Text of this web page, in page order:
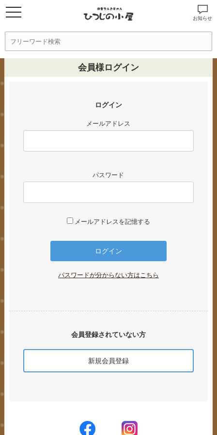
お知らせ
会員様ログイン
ログイン
メールアドレス
パスワード
メールアドレスを記憶する
パスワードが分からない方はこちら
会員登録されていない方